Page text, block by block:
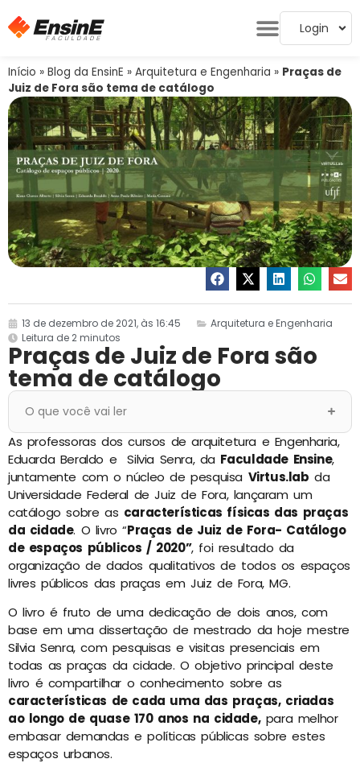
Login
Início » Blog da EnsinE » Arquitetura e Engenharia » Praças de
Juiz de Fora são tema de catálogo
13 de dezembro de 2021, às 16:45
Arquitetura e Engenharia
Leitura de 2 minutos
Praças de Juiz de Fora são
tema de catálogo
O que você vai ler
As professoras dos cursos de arquitetura e Engenharia,
Eduarda Beraldo e Silvia Senra, da Faculdade Ensine,
juntamente com o núcleo de pesquisa Virtus.lab da
Universidade Federal de Juiz de Fora, lançaram um
catálogo sobre as características físicas das praças
da cidade. O livro “Praças de Juiz de Fora- Catálogo
de espaços públicos / 2020”, foi resultado da
organização de dados qualitativos de todos os espaços
livres públicos das praças em Juiz de Fora, MG.
O livro é fruto de uma dedicação de dois anos, com
base em uma dissertação de mestrado da hoje mestre
Silvia Senra, com pesquisas e visitas presenciais em
todas as praças da cidade. O objetivo principal deste
livro é compartilhar o conhecimento sobre as
características de cada uma das praças, criadas
ao longo de quase 170 anos na cidade,para melhor
embasar demandas e políticas públicas sobre estes
espaços urbanos.